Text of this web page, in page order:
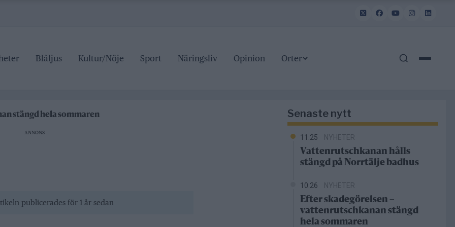
Blåljus Kultur/Nöje Sport Näringsliv Opinion Orter
stängd hela sommaren
ANNONS
publicerades för 1 år sedan
Senaste nytt
11:25 NYHETER
Vattenrutschkanan hålls
stängd på Norrtälje badhus
10:26 NYHETER
Efter skadegörelsen –
vattenrutschkanan stängd
hela sommaren